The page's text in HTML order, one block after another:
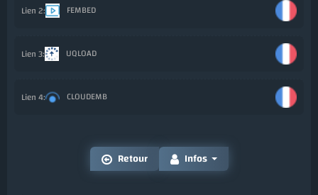
FEMBED
UQLOAD
CLOUDEMB
Retour Infos